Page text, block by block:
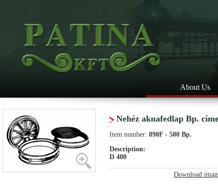
About Us
Nehéz aknafedlap Bp.
Item number: 890F - 500 Bp.
Description:
D 400
Download